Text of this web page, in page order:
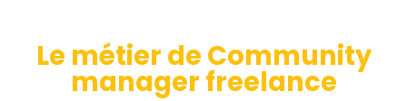
Le métier de Community
manager freelance